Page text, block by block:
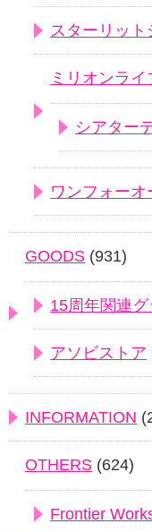
スターリット
ミリオンライ
シアター
ワンフォーオ
GOODS (931)
15周年関連
アソビストア
INFORMATION
OTHERS (624)
Frontier